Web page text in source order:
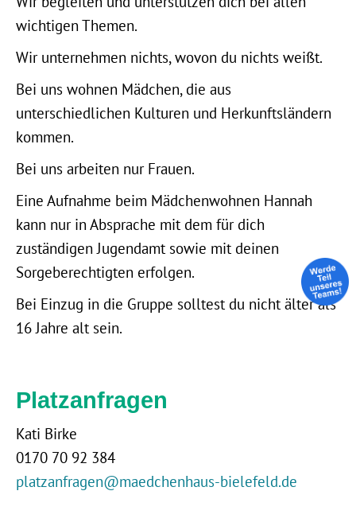
wichtigen Themen.
Wir unternehmen nichts, wovon du nichts weißt.
Bei uns wohnen Mädchen, die aus
unterschiedlichen Kulturen und Herkunftsländern
kommen.
Bei uns arbeiten nur Frauen.
Eine Aufnahme beim Mädchenwohnen Hannah
kann nur in Absprache mit dem für dich
zuständigen Jugendamt sowie mit deinen
Sorgeberechtigten erfolgen.
Bei Einzug in die Gruppe solltest du nicht älter als
16 Jahre alt sein.
Platzanfragen
Kati Birke
0170 70 92 384
platzanfragen@maedchenhaus-bielefeld.de